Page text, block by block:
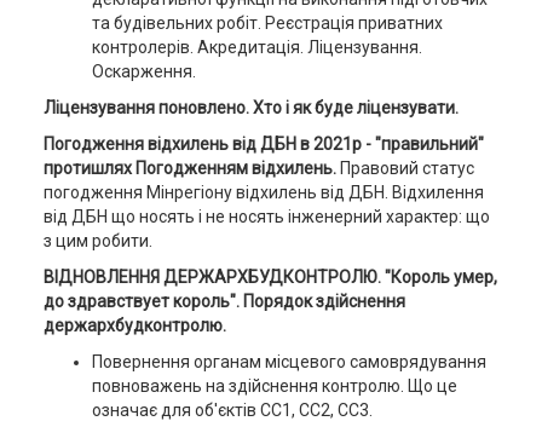
та будівельних робіт. Реєстрація приватних
контролерів. Акредитація. Ліцензування.
Оскарження.
Ліцензування поновлено. Хто і як буде ліцензувати.
Погодження відхилень від ДБН в 2021р - "правильний"
протишлях Погодженням відхилень. Правовий статус
погодження Мінрегіону відхилень від ДБН. Відхилення
від ДБН що носять і не носять інженерний характер: що
з цим робити.
ВІДНОВЛЕННЯ ДЕРЖАРХБУДКОНТРОЛЮ. "Король умер,
до здравствует король". Порядок здійснення
держархбудконтролю.
Повернення органам місцевого самоврядування
повноважень на здійснення контролю. Що це
означає для об'єктів СС1, СС2, СС3.